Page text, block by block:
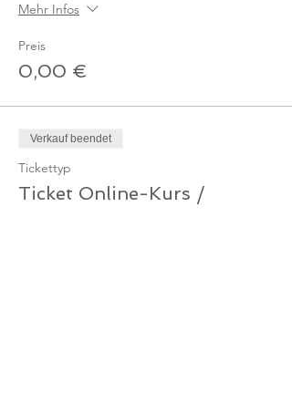
Mehr Infos
Preis
0,00 €
Verkauf beendet
Tickettyp
Ticket Online-Kurs /